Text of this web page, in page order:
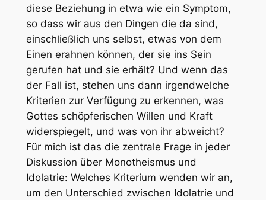
diese Beziehung in etwa wie ein Symptom,
so dass wir aus den Dingen die da sind,
einschließlich uns selbst, etwas von dem
Einen erahnen können, der sie ins Sein
gerufen hat und sie erhält? Und wenn das
der Fall ist, stehen uns dann irgendwelche
Kriterien zur Verfügung zu erkennen, was
Gottes schöpferischen Willen und Kraft
widerspiegelt, und was von ihr abweicht?
Für mich ist das die zentrale Frage in jeder
Diskussion über Monotheismus und
Idolatrie: Welches Kriterium wenden wir an,
um den Unterschied zwischen Idolatrie und